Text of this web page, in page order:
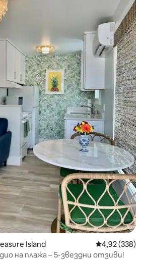
Island Средна
4,92 (338)
на плажа – 5-звездни отзиви!